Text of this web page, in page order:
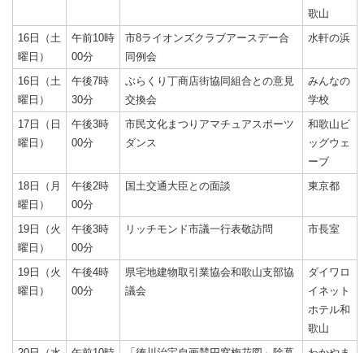
歌山
16日（土
曜日）
午前10時
00分
市8ライオンズクラブアースデー合
同例会
水軒の浜
16日（土
曜日）
午後7時
30分
ぶらくり丁商店街協同組合との意見
交換会
みんなの
学校
17日（日
曜日）
午後3時
00分
市民文化まつりアマチュアスポーツ
ダンス
和歌山ビ
ッグウェ
ーブ
18日（月
曜日）
午後2時
00分
国土交通大臣との面談 東京都
19日（火
曜日）
午後3時
00分
リッチモンド市議一行表敬訪問 市長室
19日（火
曜日）
午後4時
00分
県宅地建物取引業協会和歌山支部協
議会
ダイワロ
イネット
ホテル和
歌山